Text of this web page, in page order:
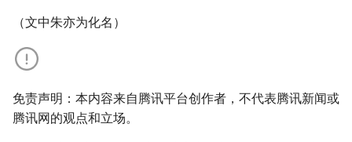
（文中朱亦为化名）
免责声明：本内容来自腾讯平台创作者，不代表腾讯新闻或
腾讯网的观点和立场。